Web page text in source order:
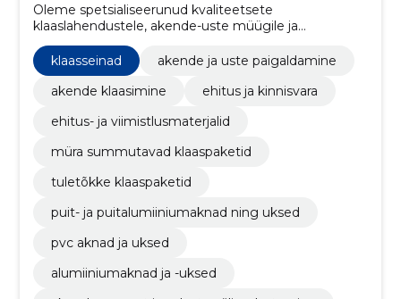
Oleme spetsialiseerunud kvaliteetsete
klaaslahendustele, akende-uste müügile ja
paigaldusele, pakkudes laia valikut tooteidi ja
professionaalset teenindust
klaasseinad
akende ja uste paigaldamine
akende klaasimine
ehitus ja kinnisvara
ehitus- ja viimistlusmaterjalid
müra summutavad klaaspaketid
tuletõkke klaaspaketid
puit- ja puitalumiiniumaknad ning uksed
pvc aknad ja uksed
alumiiniumaknad ja -uksed